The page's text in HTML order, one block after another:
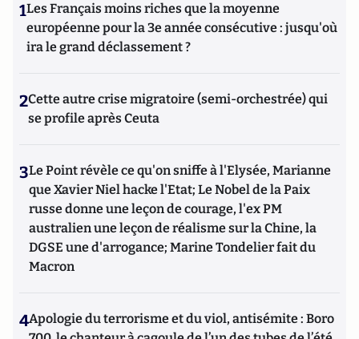
1Les Français moins riches que la moyenne
européenne pour la 3e année consécutive : jusqu'où
ira le grand déclassement ?
2Cette autre crise migratoire (semi-orchestrée) qui
se profile après Ceuta
3Le Point révèle ce qu'on sniffe à l'Elysée, Marianne
que Xavier Niel hacke l'Etat; Le Nobel de la Paix
russe donne une leçon de courage, l'ex PM
australien une leçon de réalisme sur la Chine, la
DGSE une d'arrogance; Marine Tondelier fait du
Macron
4Apologie du terrorisme et du viol, antisémite : Boro